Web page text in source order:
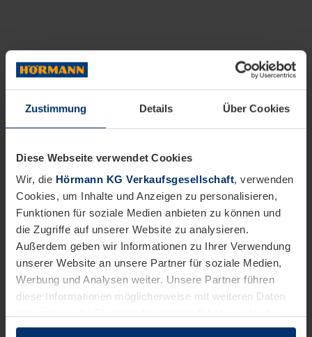
Zustimmung Details Über Cookies
Diese Webseite verwendet Cookies
Wir, die Hörmann KG Verkaufsgesellschaft, verwenden
Cookies, um Inhalte und Anzeigen zu personalisieren,
Funktionen für soziale Medien anbieten zu können und
die Zugriffe auf unserer Website zu analysieren.
Außerdem geben wir Informationen zu Ihrer Verwendung
unserer Website an unsere Partner für soziale Medien,
Werbung und Analysen weiter. Unsere Partner führen
diese Informationen möglicherweise mit weiteren Daten
sie im Rahmen Ihrer Nutzung der Dienste gesammelt